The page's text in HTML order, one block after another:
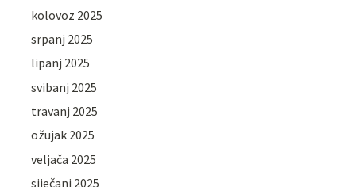
kolovoz 2025
srpanj 2025
lipanj 2025
svibanj 2025
travanj 2025
ožujak 2025
veljača 2025
siječanj 2025